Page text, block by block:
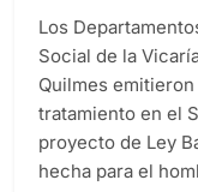
Los
Social de la
Quilmes
tratamiento en el
proyecto de Ley
hecha para el